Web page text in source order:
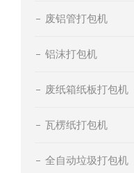
废铝管打包机
铝沫打包机
废纸箱纸板打包机
瓦楞纸打包机
全自动垃圾打包机